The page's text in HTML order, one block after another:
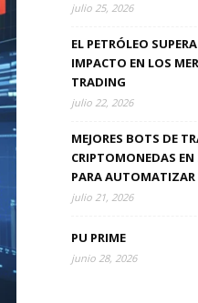
julio 25, 2026
EL PETRÓLEO
IMPACTO EN LOS
TRADING
julio 22, 2026
MEJORES BOTS DE
CRIPTOMONEDAS
PARA AUTOMATIZAR
julio 21, 2026
PU PRIME
junio 28, 2026